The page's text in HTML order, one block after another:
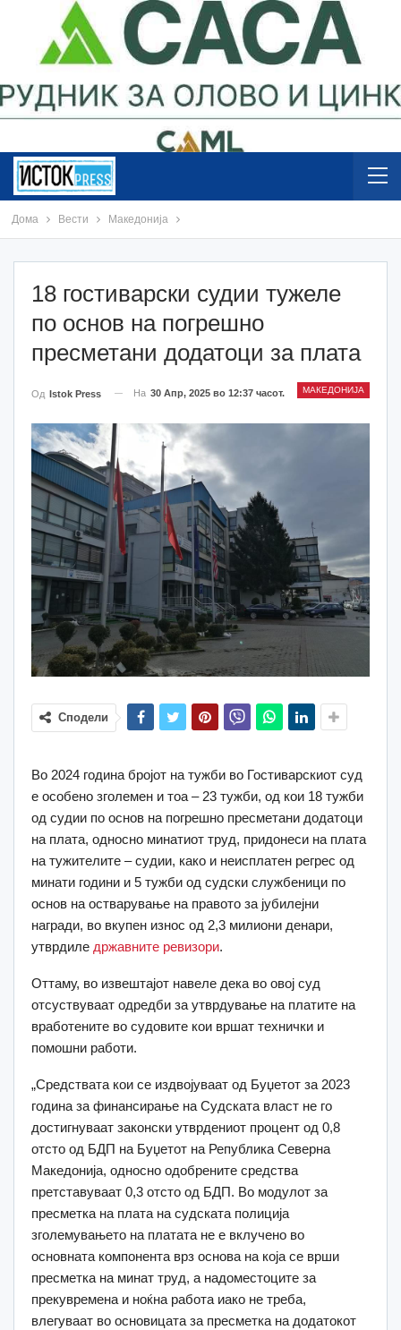
Дома Вести Македонија
18 гостиварски судии тужеле
по основ на погрешно
пресметани додатоци за плата
МАКЕДОНИЈА
Од Istok Press На 30 Апр, 2025 во 12:37 часот.
Сподели
Во 2024 година бројот на тужби во Гостиварскиот суд
е особено зголемен и тоа – 23 тужби, од кои 18 тужби
од судии по основ на погрешно пресметани додатоци
на плата, односно минатиот труд, придонеси на плата
на тужителите – судии, како и неисплатен регрес од
минати години и 5 тужби од судски службеници по
основ на остварување на правото за јубилејни
награди, во вкупен износ од 2,3 милиони денари,
утврдиле државните ревизори.
Оттаму, во извештајот навеле дека во овој суд
отсуствуваат одредби за утврдување на платите на
вработените во судовите кои вршат технички и
помошни работи.
„Средствата кои се издвојуваат од Буџетот за 2023
година за финансирање на Судската власт не го
достигнуваат законски утврдениот процент од 0,8
отсто од БДП на Буџетот на Република Северна
Македонија, односно одобрените средства
претставуваат 0,3 отсто од БДП. Во модулот за
пресметка на плата на судската полиција
зголемувањето на платата не е вклучено во
основната компонента врз основа на која се врши
пресметка на минат труд, а надоместоците за
прекувремена и ноќна работа иако не треба,
влегуваат во основицата за пресметка на додатокот